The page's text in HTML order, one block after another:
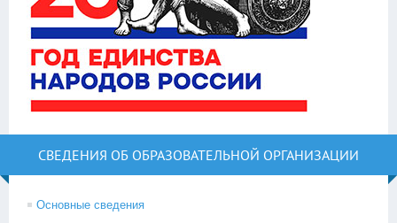
СВЕДЕНИЯ ОБ ОБРАЗОВАТЕЛЬНОЙ ОРГАНИЗАЦИИ
Основные сведения